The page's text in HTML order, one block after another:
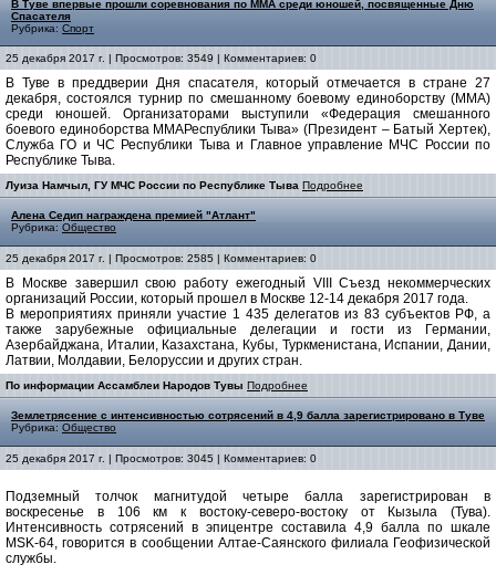
В Туве впервые прошли соревнования по ММА среди юношей, посвященные Дню
Спасателя
Рубрика: Спорт
25 декабря 2017 г. | Просмотров: 3549 | Комментариев: 0
В Туве в преддверии Дня спасателя, который отмечается в стране 27
декабря, состоялся турнир по смешанному боевому единоборству (ММА)
среди юношей. Организаторами выступили «Федерация смешанного
боевого единоборства ММАРеспублики Тыва» (Президент – Батый Хертек),
Служба ГО и ЧС Республики Тыва и Главное управление МЧС России по
Республике Тыва.
Луиза Намчыл, ГУ МЧС России по Республике Тыва Подробнее
Алена Седип награждена премией "Атлант"
Рубрика: Общество
25 декабря 2017 г. | Просмотров: 2585 | Комментариев: 0
В Москве завершил свою работу ежегодный VIII Съезд некоммерческих
организаций России, который прошел в Москве 12-14 декабря 2017 года.
В мероприятиях приняли участие 1 435 делегатов из 83 субъектов РФ, а
также зарубежные официальные делегации и гости из Германии,
Азербайджана, Италии, Казахстана, Кубы, Туркменистана, Испании, Дании,
Латвии, Молдавии, Белоруссии и других стран.
По информации Ассамблеи Народов Тувы Подробнее
Землетрясение с интенсивностью сотрясений в 4,9 балла зарегистрировано в Туве
Рубрика: Общество
25 декабря 2017 г. | Просмотров: 3045 | Комментариев: 0
Подземный толчок магнитудой четыре балла зарегистрирован в
воскресенье в 106 км к востоку-северо-востоку от Кызыла (Тува).
Интенсивность сотрясений в эпицентре составила 4,9 балла по шкале
MSK-64, говорится в сообщении Алтае-Саянского филиала Геофизической
службы.